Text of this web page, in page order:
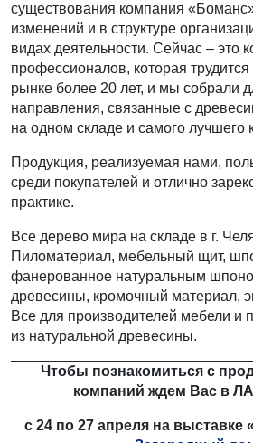
существования компания
изменений и в структуре
видах деятельности. Сейчас – это
профессионалов, которая
рынке более 20 лет, и мы собрали
направления, связанные с
на одном складе и самого лучшего
Продукция, реализуемая нами,
среди покупателей и отлично
практике.
Все дерево мира на складе в г.
Пиломатериал, мебельный щит,
фанерованное натуральным
древесины, кромочный материал,
Все для производителей мебели и
из натуральной древесины.
Чтобы познакомиться с
компаний ждем Вас в ЛА
с 24 по 27 апреля на выставке «